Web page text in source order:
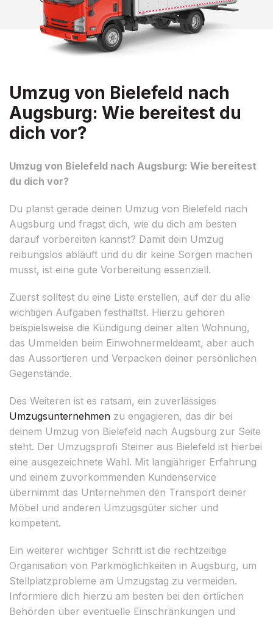
Umzug von Bielefeld nach
Augsburg: Wie bereitest du
dich vor?
Umzug von Bielefeld nach Augsburg: Wie bereitest
du dich vor?
Du planst gerade deinen Umzug von Bielefeld nach
Augsburg und fragst dich, wie du dich am besten
darauf vorbereiten kannst? Damit dein Umzug
reibungslos abläuft und du dir keine Sorgen machen
musst, ist eine gute Vorbereitung essenziell.
Zuerst solltest du eine Liste erstellen, auf der du alle
wichtigen Aufgaben festhältst. Hierzu gehören
beispielsweise die Kündigung deiner alten Wohnung,
das Ummelden beim Einwohnermeldeamt, aber auch
das Aussortieren und Verpacken deiner persönlichen
Gegenstände.
Des Weiteren ist es ratsam, ein zuverlässiges
Umzugsunternehmen zu engagieren, das dir bei
deinem Umzug von Bielefeld nach Augsburg zur Seite
steht. Der Umzugsprofi Steiner aus Bielefeld ist hierbei
eine ausgezeichnete Wahl. Mit langjähriger Erfahrung
und einem zuvorkommenden Kundenservice
übernimmt das Unternehmen den Transport deiner
Möbel und anderen Umzugsgüter sicher und
kompetent.
Ein weiterer wichtiger Schritt ist die rechtzeitige
Organisation von Parkmöglichkeiten in Augsburg, um
Stellplatzprobleme am Umzugstag zu vermeiden.
Informiere dich hierzu am besten bei den örtlichen
Behörden über eventuelle Einschränkungen und